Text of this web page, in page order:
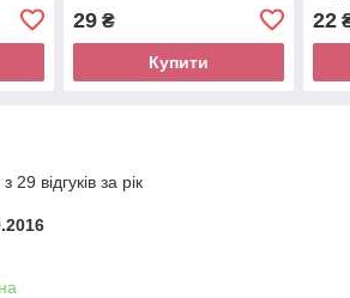
29₴
Купити
22
29 відгуків за рік